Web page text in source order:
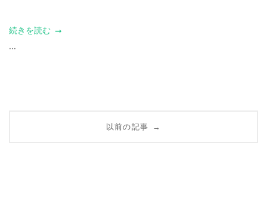
続きを読む
...
以前の記事 →